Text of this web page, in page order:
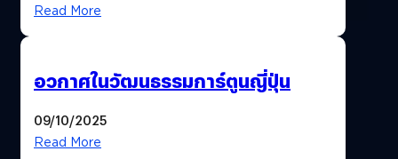
Read More
อวกาศในวัฒนธรรมการ์ตูนญี่ปุ่น
09/10/2025
Read More